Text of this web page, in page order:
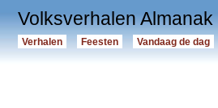
Volksverhalen Almanak
Verhalen Feesten Vandaag de dag